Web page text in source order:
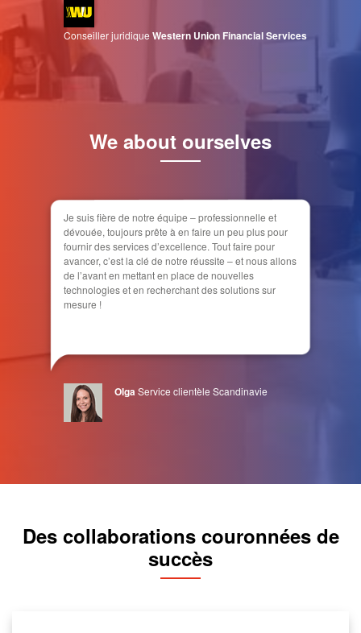
Conseiller juridique Western Union Financial Services
We about ourselves
Je suis fière de notre équipe – professionnelle et
dévouée, toujours prête à en faire un peu plus pour
fournir des services d’excellence. Tout faire pour
avancer, c’est la clé de notre réussite – et nous allons
de l’avant en mettant en place de nouvelles
technologies et en recherchant des solutions sur
mesure !
OlgaService clientèle Scandinavie
Des collaborations couronnées de
succès